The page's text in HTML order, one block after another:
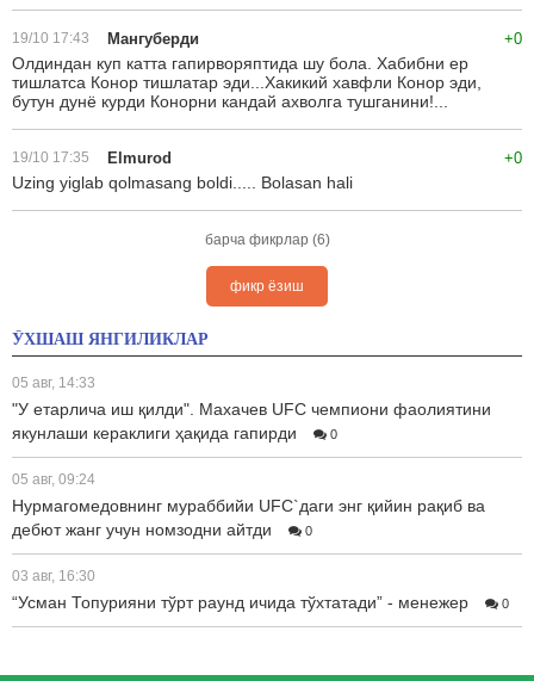
+0
19/10 17:43 Мангуберди
Олдиндан куп катта гапирворяптида шу бола. Хабибни ер
тишлатса Конор тишлатар эди...Хакикий хавфли Конор эди,
бутун дунё курди Конорни кандай ахволга тушганини!...
+0
19/10 17:35 Elmurod
Uzing yiglab qolmasang boldi..... Bolasan hali
барча фикрлар (6)
фикр ёзиш
ЎХШАШ ЯНГИЛИКЛАР
05 авг, 14:33
"У етарлича иш қилди". Махачев UFC чемпиони фаолиятини
якунлаши кераклиги ҳақида гапирди
0
05 авг, 09:24
Нурмагомедовнинг мураббийи UFC`даги энг қийин рақиб ва
дебют жанг учун номзодни айтди
0
03 авг, 16:30
“Усман Топурияни тўрт раунд ичида тўхтатади” - менежер 0